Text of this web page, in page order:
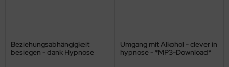
Beziehungsabhängigkeit
besiegen - dank Hypnose
Umgang mit Alkohol - clever in
hypnose - *MP3-Download*